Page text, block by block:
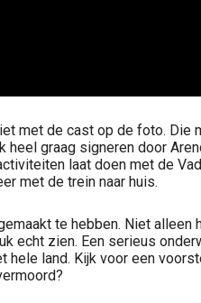
met de cast op de foto.
graag signeren door
laat doen met de
met de trein naar huis.
te hebben. Niet
echt zien. Een serieus
land. Kijk voor een